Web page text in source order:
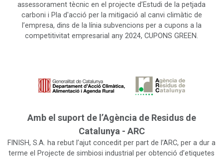
assessorament tècnic en el projecte d’Estudi de la petjada
carboni i Pla d'acció per la mitigació al canvi climàtic de
l’empresa, dins de la línia subvencions per a cupons a la
competitivitat empresarial any 2024, CUPONS GREEN.
Amb el suport de l’Agència de Residus de
Catalunya - ARC
FINISH, S.A. ha rebut l’ajut concedit per part de l’ARC, per a dur a
terme el Projecte de simbiosi industrial per obtenció d’etiquetes